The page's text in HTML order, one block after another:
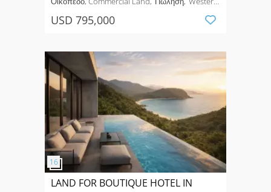
USD 795,000
LAND FOR BOUTIQUE HOTEL IN